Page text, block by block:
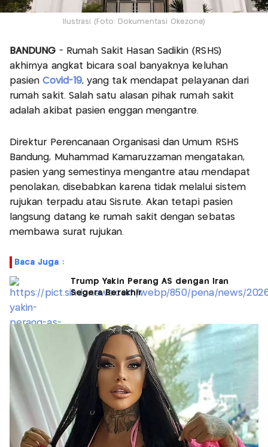
Ilustrasi (Foto: Dokumentasi Okezone)
BANDUNG - Rumah Sakit Hasan Sadikin (RSHS)
akhirnya angkat bicara soal banyaknya keluhan
pasienCovid-19, yang tak mendapat pelayanan dari
rumah sakit. Salah satu alasan pihak rumah sakit
adalah akibat pasien enggan mengantre.
Direktur Perencanaan Organisasi dan Umum RSHS
Bandung, Muhammad Kamaruzzaman mengatakan,
pasien yang semestinya mengantre atau mendapat
penolakan, disebabkan karena tidak melalui sistem
rujukan terpadu atau Sisrute. Akan tetapi pasien
langsung datang ke rumah sakit dengan sebatas
membawa surat rujukan.
Baca Juga :
Trump Yakin Perang AS dengan Iran
Segera Berakhir